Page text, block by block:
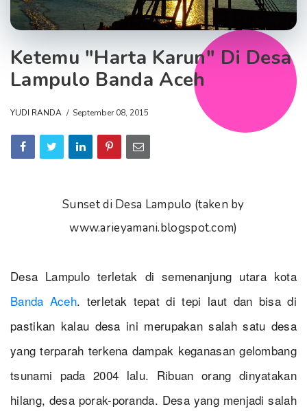
Ketemu "Harta Karun" Di Desa
Lampulo Banda Aceh
YUDI RANDA September 08, 2015
Sunset di Desa Lampulo (taken by
www.arieyamani.blogspot.com)
Desa Lampulo terletak di semenanjung utara kota
Banda Aceh. terletak tepat di tepi laut dan bisa di
pastikan kalau desa ini merupakan salah satu desa
yang terparah terkena dampak keganasan gelombang
tsunami pada 2004 lalu. Ribuan orang dinyatakan
hilang, desa porak-poranda. Desa yang menjadi salah